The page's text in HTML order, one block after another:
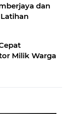
dan
Milik Warga